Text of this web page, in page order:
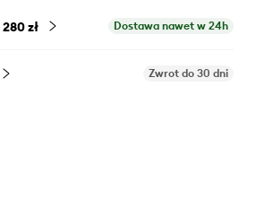
280 zł Dostawa nawet w 24h
Zwrot do 30 dni